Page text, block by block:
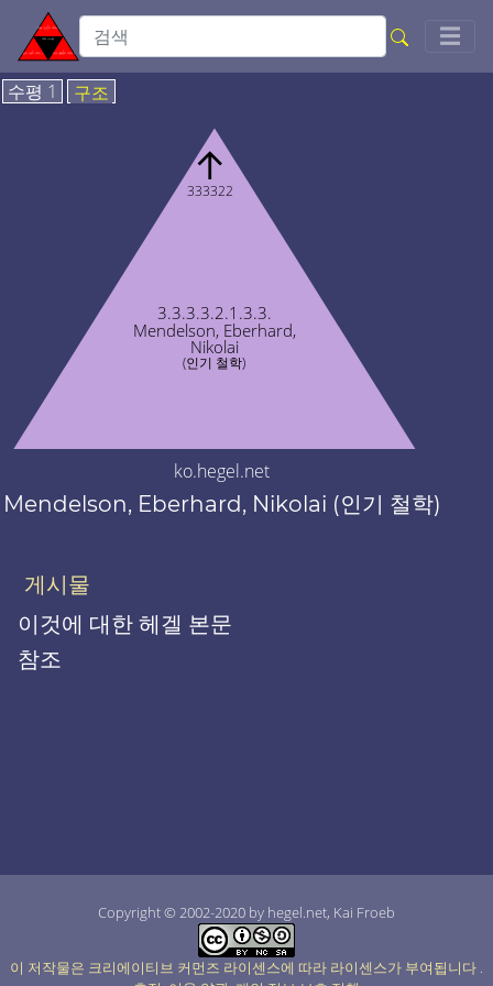
☰
수평 1 구조
3.3.3.3.2.1.3.3.
Mendelson, Eberhard,
Nikolai
(인기 철학)
↑
333322
ko.hegel.net
Mendelson, Eberhard, Nikolai (인기 철학)
게시물
이것에 대한 헤겔 본문
참조
Copyright © 2002-2020 by hegel.net, Kai Froeb
이 저작물은 크리에이티브 커먼즈 라이센스에 따라 라이센스가 부여됩니다 .